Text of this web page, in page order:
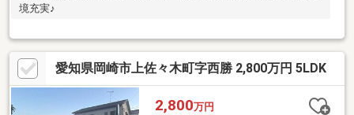
境充実♪
愛知県岡崎市上佐々木町字西勝 2,800万円 5LDK
2,800万円